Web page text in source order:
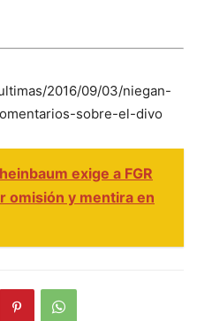
2016/09/03/niegan-
sobre-el-divo
exige a FGR
omisión y mentira en